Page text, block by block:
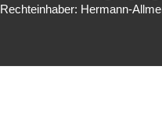
Rechteinhaber: Hermann-